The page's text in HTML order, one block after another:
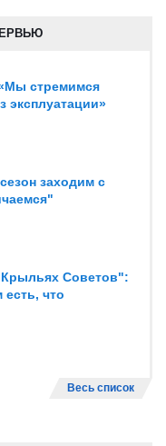
стремимся
эксплуатации»
заходим с
Советов":
что
Весь список